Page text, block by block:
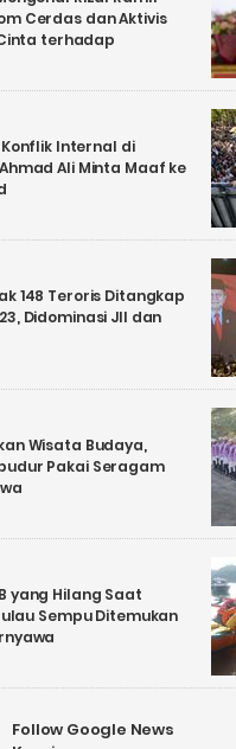
Cerdas dan Aktivis
terhadap
Internal di
Ali Minta Maaf ke
148 Teroris Ditangkap
Didominasi JII dan
Wisata Budaya,
Pakai Seragam
yang Hilang Saat
Sempu Ditemukan
Follow Google News